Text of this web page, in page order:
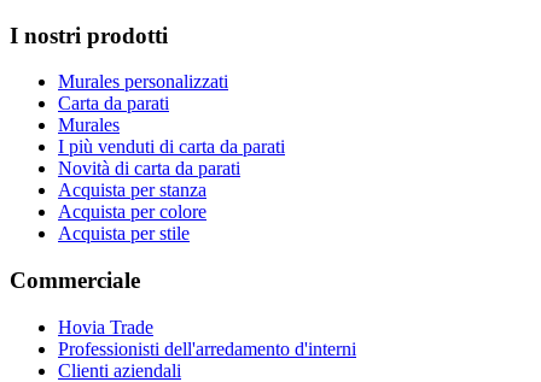
I nostri prodotti
Murales personalizzati
Carta da parati
Murales
I più venduti di carta da parati
Novità di carta da parati
Acquista per stanza
Acquista per colore
Acquista per stile
Commerciale
Hovia Trade
Professionisti dell'arredamento d'interni
Clienti aziendali